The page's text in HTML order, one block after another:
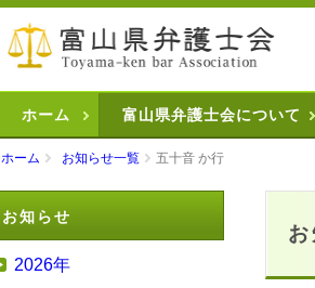
ホーム 富山県弁護士会について
ホーム お知らせ一覧 五十音 か行
お知らせ
2026年